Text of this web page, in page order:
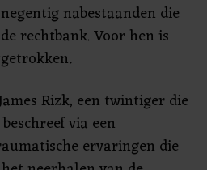
nabestaanden die
rechtbank. Voor hen is
Rizk, een twintiger die
via een
ervaringen die